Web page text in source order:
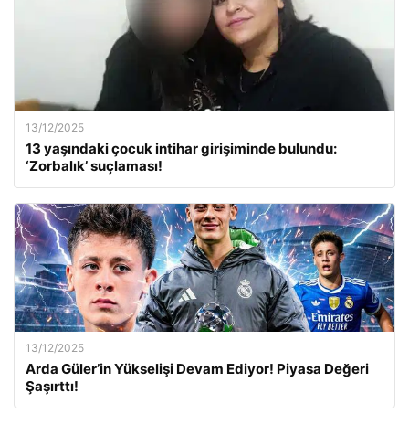
13/12/2025
13 yaşındaki çocuk intihar girişiminde bulundu:
‘Zorbalık’ suçlaması!
13/12/2025
Arda Güler’in Yükselişi Devam Ediyor! Piyasa Değeri
Şaşırttı!